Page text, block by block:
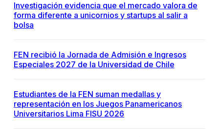
Investigación evidencia que el mercado valora de
forma diferente a unicornios y startups al salir a
bolsa
FEN recibió la Jornada de Admisión e Ingresos
Especiales 2027 de la Universidad de Chile
Estudiantes de la FEN suman medallas y
representación en los Juegos Panamericanos
Universitarios Lima FISU 2026